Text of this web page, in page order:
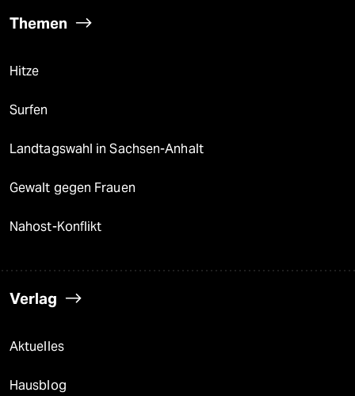
Themen
Hitze
Surfen
Landtagswahl in Sachsen-Anhalt
Gewalt gegen Frauen
Nahost-Konflikt
Verlag
Aktuelles
Hausblog